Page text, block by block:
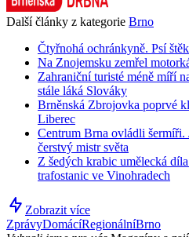
Další články z kategorie Brno
Čtyřnohá ochránkyně. Psí
Na Znojemsku zemřel
Zahraniční turisté méně míří
stále láká Slováky
Brněnská Zbrojovka poprvé
Liberec
Centrum Brna ovládli šermíři.
čerstvý mistr světa
Z šedých krabic umělecká
trafostanic ve Vinohradech
Zobrazit více
ZprávyDomácíRegionálníBrno